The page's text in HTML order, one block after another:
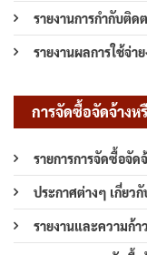
รายงานการกำกับติด
รายงานผลการใช้จ่
การจัดซื้อจัดจ้าง
รายการการจัดซื้อจัด
ประกาศต่างๆ เกี่ยว
รายงานและความก้